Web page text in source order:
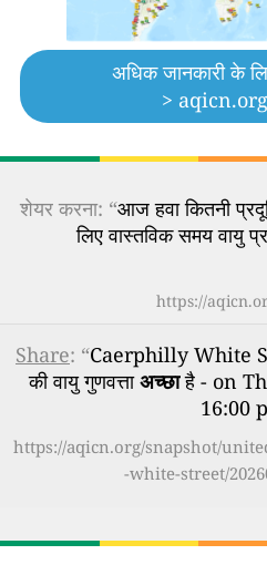
अधिक जानकारी के
>
शेयर करना: “आज हवा कितनी
लिए वास्तविक समय वायु
https://
Share: “Caerphilly White
की वायु गुणवत्ताअच्छाहै - on
16:00
https://aqicn.org/snapshot/
-white-street/